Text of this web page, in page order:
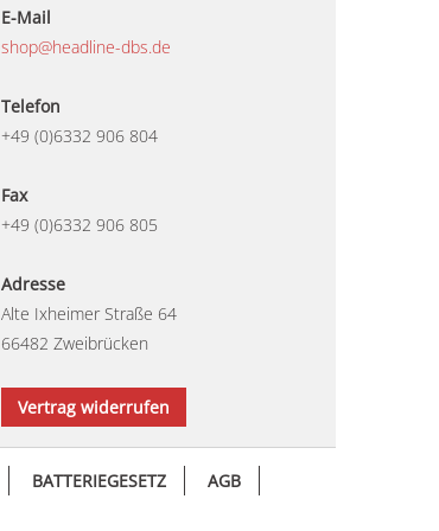
E-Mail
shop@headline-dbs.de
Telefon
+49 (0)6332 906 804
Fax
+49 (0)6332 906 805
Adresse
Alte Ixheimer Straße 64
66482 Zweibrücken
Vertrag widerrufen
BATTERIEGESETZ AGB